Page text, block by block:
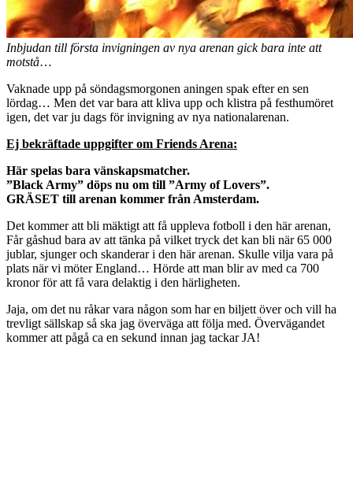
Inbjudan till första invigningen av nya arenan gick bara inte att
motstå…
Vaknade upp på söndagsmorgonen aningen spak efter en sen
lördag… Men det var bara att kliva upp och klistra på festhumöret
igen, det var ju dags för invigning av nya nationalarenan.
Ej bekräftade uppgifter om Friends Arena:
Här spelas bara vänskapsmatcher.
”Black Army” döps nu om till ”Army of Lovers”.
GRÄSET till arenan kommer från Amsterdam.
Det kommer att bli mäktigt att få uppleva fotboll i den här arenan,
Får gåshud bara av att tänka på vilket tryck det kan bli när 65 000
jublar, sjunger och skanderar i den här arenan. Skulle vilja vara på
plats när vi möter England… Hörde att man blir av med ca 700
kronor för att få vara delaktig i den härligheten.
Jaja, om det nu råkar vara någon som har en biljett över och vill ha
trevligt sällskap så ska jag överväga att följa med. Övervägandet
kommer att pågå ca en sekund innan jag tackar JA!